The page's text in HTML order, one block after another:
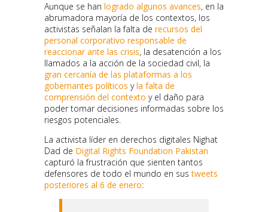
Aunque se han logrado algunos avances, en la
abrumadora mayoría de los contextos, los
activistas señalan la falta de recursos del
personal corporativo responsable de
reaccionar ante las crisis, la desatención a los
llamados a la acción de la sociedad civil, la
gran cercanía de las plataformas a los
gobernantes políticos yla falta de
comprensión del contexto y el daño para
poder tomar decisiones informadas sobre los
riesgos potenciales.
La activista líder en derechos digitales Nighat
Dad de Digital Rights Foundation Pakistan
capturó la frustración que sienten tantos
defensores de todo el mundo en sustweets
posteriores al 6 de enero: